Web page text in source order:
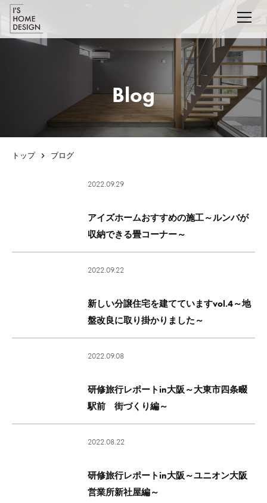
Blog
トップ ブログ
2022.09.29
アイズホームおすすめの施工～ルンバが
収納できる畳コーナー～
2022.09.22
新しい分譲住宅を建てていますvol.4～地
盤改良に取り掛かりました～
2022.09.08
研修旅行レポートin大阪～大東市四条畷
駅前 街づくり編～
2022.08.22
研修旅行レポートin大阪～ユニオン大阪
営業所新社屋編～